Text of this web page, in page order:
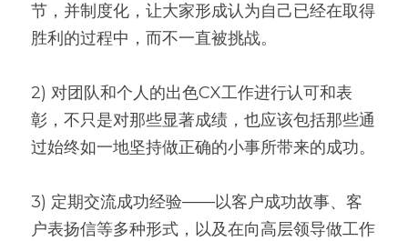
节，并制度化，让大家形成认为自己已经在取得
胜利的过程中，而不一直被挑战。
2) 对团队和个人的出色CX工作进行认可和表
彰，不只是对那些显著成绩，也应该包括那些通
过始终如一地坚持做正确的小事所带来的成功。
3) 定期交流成功经验——以客户成功故事、客
户表扬信等多种形式，以及在向高层领导做工作